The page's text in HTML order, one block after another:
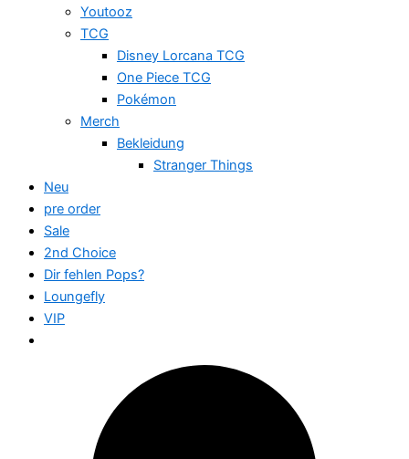
Youtooz
TCG
Disney Lorcana TCG
One Piece TCG
Pokémon
Merch
Bekleidung
Stranger Things
Neu
pre order
Sale
2nd Choice
Dir fehlen Pops?
Loungefly
VIP